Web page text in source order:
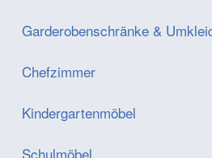
Garderobenschränke &
Chefzimmer
Kindergartenmöbel
Schulmöbel